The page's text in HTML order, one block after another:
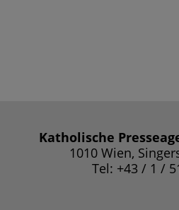
Katholische
1010 Wien,
Tel: +43 / 1 /